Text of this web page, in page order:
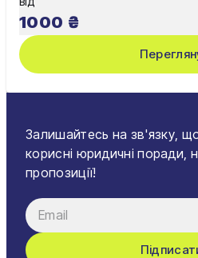
1000 ₴
Залишайтесь на зв'язку,
корисні юридичні поради,
пропозиції!